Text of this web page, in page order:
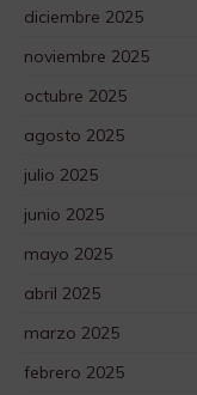
diciembre 2025
noviembre 2025
octubre 2025
agosto 2025
julio 2025
junio 2025
mayo 2025
abril 2025
marzo 2025
febrero 2025